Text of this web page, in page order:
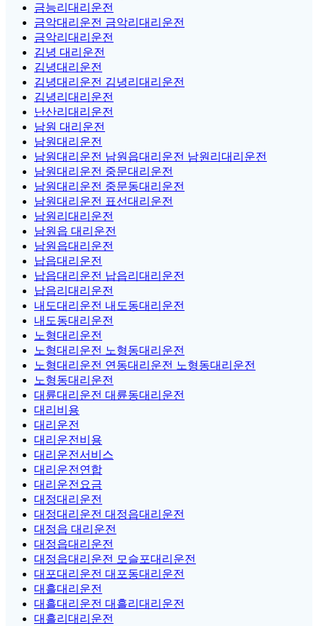
금능리대리운전
금악대리운전 금악리대리운전
금악리대리운전
김녕 대리운전
김녕대리운전
김녕대리운전 김녕리대리운전
김녕리대리운전
난산리대리운전
남원 대리운전
남원대리운전
남원대리운전 남원읍대리운전 남원리대리운전
남원대리운전 중문대리운전
남원대리운전 중문동대리운전
남원대리운전 표선대리운전
남원리대리운전
남원읍 대리운전
남원읍대리운전
납읍대리운전
납읍대리운전 납읍리대리운전
납읍리대리운전
내도대리운전 내도동대리운전
내도동대리운전
노형대리운전
노형대리운전 노형동대리운전
노형대리운전 연동대리운전 노형동대리운전
노형동대리운전
대륜대리운전 대륜동대리운전
대리비용
대리운전
대리운전비용
대리운전서비스
대리운전연합
대리운전요금
대정대리운전
대정대리운전 대정읍대리운전
대정읍 대리운전
대정읍대리운전
대정읍대리운전 모슬포대리운전
대포대리운전 대포동대리운전
대흘대리운전
대흘대리운전 대흘리대리운전
대흘리대리운전